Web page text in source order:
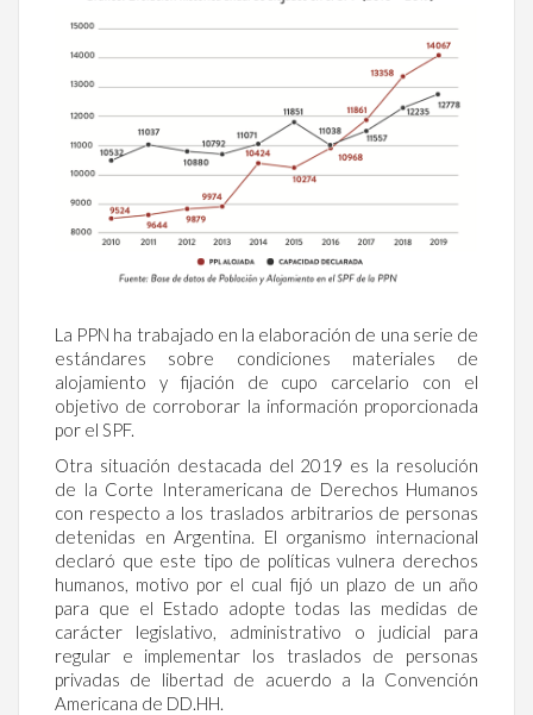
La PPN ha trabajado en la elaboración de una serie de
estándares sobre condiciones materiales de
alojamiento y fijación de cupo carcelario con el
objetivo de corroborar la información proporcionada
por el SPF.
Otra situación destacada del 2019 es la resolución
de la Corte Interamericana de Derechos Humanos
con respecto a los traslados arbitrarios de personas
detenidas en Argentina. El organismo internacional
declaró que este tipo de políticas vulnera derechos
humanos, motivo por el cual fijó un plazo de un año
para que el Estado adopte todas las medidas de
carácter legislativo, administrativo o judicial para
regular e implementar los traslados de personas
privadas de libertad de acuerdo a la Convención
Americana de DD.HH.